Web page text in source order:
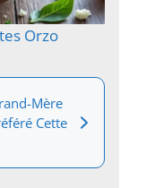
Orzo
Mère
Cette